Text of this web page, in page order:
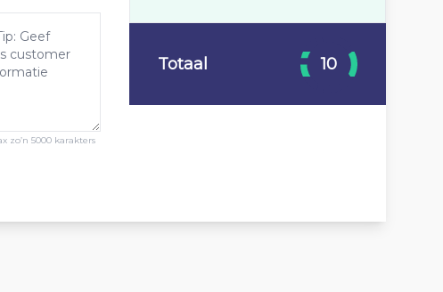
zo’n 5000 karakters
Totaal 10